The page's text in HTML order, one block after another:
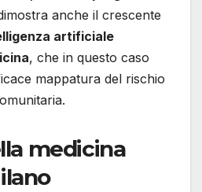
anche il crescente
artificiale
, che in questo caso
mappatura del rischio
medicina